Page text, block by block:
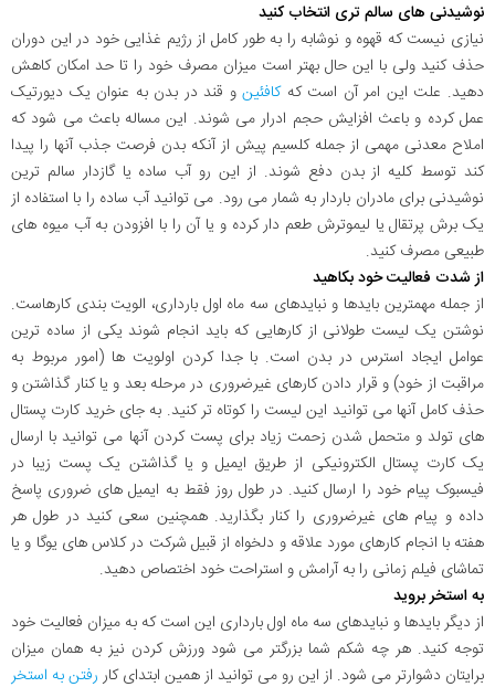
نوشیدنی های سالم تری انتخاب کنید
نیازی نیست که قهوه و نوشابه را به طور کامل از رژیم غذایی خود در این دوران
حذف کنید ولی با این حال بهتر است میزان مصرف خود را تا حد امکان کاهش
دهید. علت این امر آن است کهکافئینو قند در بدن به عنوان یک دیورتیک
عمل کرده و باعث افزایش حجم ادرار می شوند. این مساله باعث می شود که
املاح معدنی مهمی از جمله کلسیم پیش از آنکه بدن فرصت جذب آنها را پیدا
کند توسط کلیه از بدن دفع شوند. از این رو آب ساده یا گازدار سالم ترین
نوشیدنی برای مادران باردار به شمار می رود. می توانید آب ساده را با استفاده از
یک برش پرتقال یا لیموترش طعم دار کرده و یا آن را با افزودن به آب میوه های
طبیعی مصرف کنید.
از شدت فعالیت خود بکاهید
از جمله مهمترین بایدها و نبایدهای سه ماه اول بارداری، الویت بندی کارهاست.
نوشتن یک لیست طولانی از کارهایی که باید انجام شوند یکی از ساده ترین
عوامل ایجاد استرس در بدن است. با جدا کردن اولویت ها (امور مربوط به
مراقبت از خود) و قرار دادن کارهای غیرضروری در مرحله بعد و یا کنار گذاشتن و
حذف کامل آنها می توانید این لیست را کوتاه تر کنید. به جای خرید کارت پستال
های تولد و متحمل شدن زحمت زیاد برای پست کردن آنها می توانید با ارسال
یک کارت پستال الکترونیکی از طریق ایمیل و یا گذاشتن یک پست زیبا در
فیسبوک پیام خود را ارسال کنید. در طول روز فقط به ایمیل های ضروری پاسخ
داده و پیام های غیرضروری را کنار بگذارید. همچنین سعی کنید در طول هر
هفته با انجام کارهای مورد علاقه و دلخواه از قبیل شرکت در کلاس های یوگا و یا
تماشای فیلم زمانی را به آرامش و استراحت خود اختصاص دهید.
به استخر بروید
از دیگر بایدها و نبایدهای سه ماه اول بارداری این است که به میزان فعالیت خود
توجه کنید. هر چه شکم شما بزرگتر می شود ورزش کردن نیز به همان میزان
برایتان دشوارتر می شود. از این رو می توانید از همین ابتدای کار رفتن به استخر